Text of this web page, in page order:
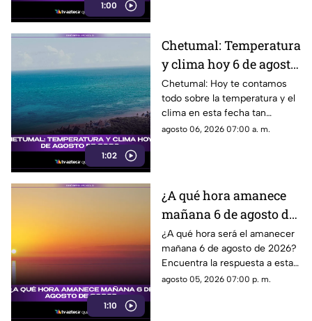
1:00
1:02
Chetumal: Temperatura
y clima hoy 6 de agosto
de 2026.
Chetumal: Hoy te contamos
todo sobre la temperatura y el
clima en esta fecha tan
especial. ¡No te lo pierdas!
agosto 06, 2026 07:00 a. m.
1:10
¿A qué hora amanece
mañana 6 de agosto de
2026?
¿A qué hora será el amanecer
mañana 6 de agosto de 2026?
Encuentra la respuesta a esta
incógnita sobre el horario del
agosto 05, 2026 07:00 p. m.